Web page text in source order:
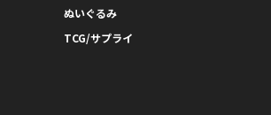
ぬいぐるみ
TCG/サプライ